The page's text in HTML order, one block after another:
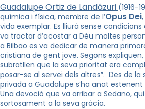
Guadalupe Ortiz de Landázuri (1916-
química i física, membre de l’Opus Dei
vida exemplar. Es lliurà sense
va tractar d’acostar a Déu moltes
a Bilbao es va dedicar de manera
cristiana de gent jove. Segons
subratllen que la seva prioritat era
posar-se al servei dels altres”. Des de
privada a Guadalupe s’ha anat
Una devoció que va arribar a Sedano,
sortosament a la seva gràcia.